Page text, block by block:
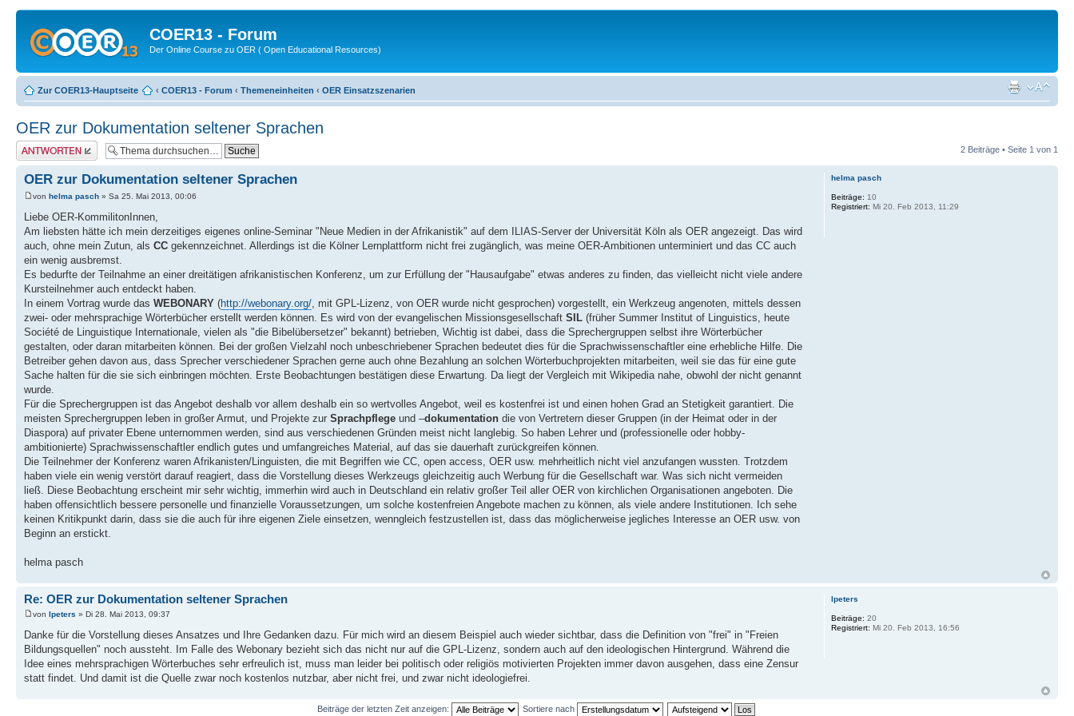
COER13 - Forum
Der Online Course zu OER ( Open Educational Resources)
Zur COER13-Hauptseite ‹ COER13 - Forum ‹ Themeneinheiten ‹ OER Einsatzszenarien
OER zur Dokumentation seltener Sprachen
Antwort erstellen 2 Beiträge • Seite 1 von 1
OER zur Dokumentation seltener Sprachen
von helma pasch » Sa 25. Mai 2013, 00:06
Liebe OER-KommilitonInnen,
Am liebsten hätte ich mein derzeitiges eigenes online-Seminar "Neue Medien in der Afrikanistik" auf dem ILIAS-Server der Universität Köln als OER angezeigt. Das wird
auch, ohne mein Zutun, als CC gekennzeichnet. Allerdings ist die Kölner Lernplattform nicht frei zugänglich, was meine OER-Ambitionen unterminiert und das CC auch
ein wenig ausbremst.
Es bedurfte der Teilnahme an einer dreitätigen afrikanistischen Konferenz, um zur Erfüllung der "Hausaufgabe" etwas anderes zu finden, das vielleicht nicht viele andere
Kursteilnehmer auch entdeckt haben.
In einem Vortrag wurde das WEBONARY (http://webonary.org/ , mit GPL-Lizenz, von OER wurde nicht gesprochen) vorgestellt, ein Werkzeug angenoten, mittels dessen
zwei- oder mehrsprachige Wörterbücher erstellt werden können. Es wird von der evangelischen Missionsgesellschaft SIL (früher Summer Institut of Linguistics, heute
Société de Linguistique Internationale, vielen als "die Bibelübersetzer" bekannt) betrieben, Wichtig ist dabei, dass die Sprechergruppen selbst ihre Wörterbücher
gestalten, oder daran mitarbeiten können. Bei der großen Vielzahl noch unbeschriebener Sprachen bedeutet dies für die Sprachwissenschaftler eine erhebliche Hilfe. Die
Betreiber gehen davon aus, dass Sprecher verschiedener Sprachen gerne auch ohne Bezahlung an solchen Wörterbuchprojekten mitarbeiten, weil sie das für eine gute
Sache halten für die sie sich einbringen möchten. Erste Beobachtungen bestätigen diese Erwartung. Da liegt der Vergleich mit Wikipedia nahe, obwohl der nicht genannt
wurde.
Für die Sprechergruppen ist das Angebot deshalb vor allem deshalb ein so wertvolles Angebot, weil es kostenfrei ist und einen hohen Grad an Stetigkeit garantiert. Die
meisten Sprechergruppen leben in großer Armut, und Projekte zur Sprachpflege und –dokumentation die von Vertretern dieser Gruppen (in der Heimat oder in der
Diaspora) auf privater Ebene unternommen werden, sind aus verschiedenen Gründen meist nicht langlebig. So haben Lehrer und (professionelle oder hobby-
ambitionierte) Sprachwissenschaftler endlich gutes und umfangreiches Material, auf das sie dauerhaft zurückgreifen können.
Die Teilnehmer der Konferenz waren Afrikanisten/Linguisten, die mit Begriffen wie CC, open access, OER usw. mehrheitlich nicht viel anzufangen wussten. Trotzdem
haben viele ein wenig verstört darauf reagiert, dass die Vorstellung dieses Werkzeugs gleichzeitig auch Werbung für die Gesellschaft war. Was sich nicht vermeiden
ließ. Diese Beobachtung erscheint mir sehr wichtig, immerhin wird auch in Deutschland ein relativ großer Teil aller OER von kirchlichen Organisationen angeboten. Die
haben offensichtlich bessere personelle und finanzielle Voraussetzungen, um solche kostenfreien Angebote machen zu können, als viele andere Institutionen. Ich sehe
keinen Kritikpunkt darin, dass sie die auch für ihre eigenen Ziele einsetzen, wenngleich festzustellen ist, dass das möglicherweise jegliches Interesse an OER usw. von
Beginn an erstickt.
helma pasch
helma pasch
Beiträge: 10
Registriert: Mi 20. Feb 2013, 11:29
Re: OER zur Dokumentation seltener Sprachen
von lpeters » Di 28. Mai 2013, 09:37
Danke für die Vorstellung dieses Ansatzes und Ihre Gedanken dazu. Für mich wird an diesem Beispiel auch wieder sichtbar, dass die Definition von "frei" in "Freien
Bildungsquellen" noch aussteht. Im Falle des Webonary bezieht sich das nicht nur auf die GPL-Lizenz, sondern auch auf den ideologischen Hintergrund. Während die
Idee eines mehrsprachigen Wörterbuches sehr erfreulich ist, muss man leider bei politisch oder religiös motivierten Projekten immer davon ausgehen, dass eine Zensur
statt findet. Und damit ist die Quelle zwar noch kostenlos nutzbar, aber nicht frei, und zwar nicht ideologiefrei.
lpeters
Beiträge: 20
Registriert: Mi 20. Feb 2013, 16:56
Beiträge der letzten Zeit anzeigen: Sortiere nach